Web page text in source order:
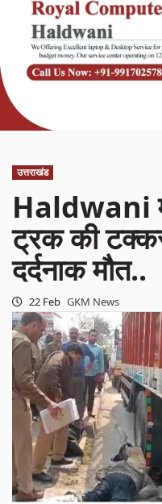
उत्तराखंड
Haldwani
ट्रक की
दर्दनाक मौत..
22 Feb GKM News